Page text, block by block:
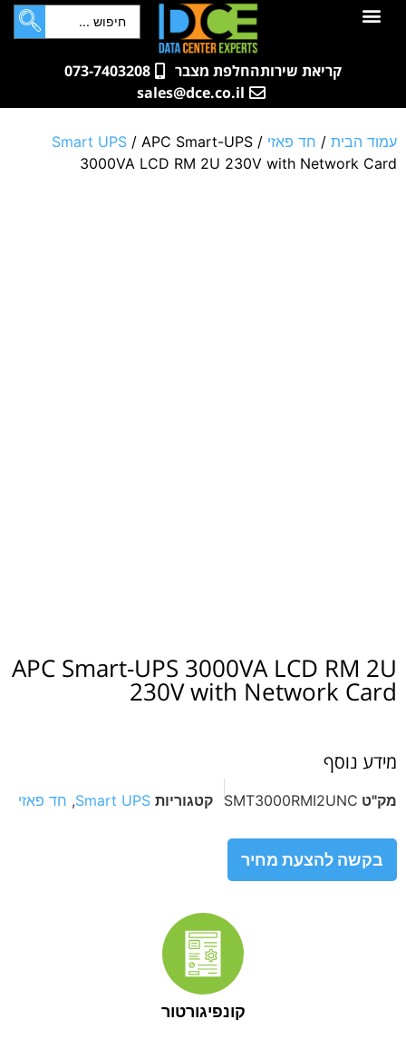
לתוכן
קריאת שירותהחלפת מצבר
073-7403208
sales@dce.co.il
עמוד הבית / חד פאזי /
Smart UPS / APC Smart-UPS
3000VA LCD RM 2U 230V with Network Card
APC Smart-UPS 3000VA LCD RM 2U
230V with Network Card
מידע נוסף
מק"ט SMT3000RMI2UNC קטגוריות Smart UPS
, חד פאזי
בקשה להצעת מחיר
קונפיגורטור